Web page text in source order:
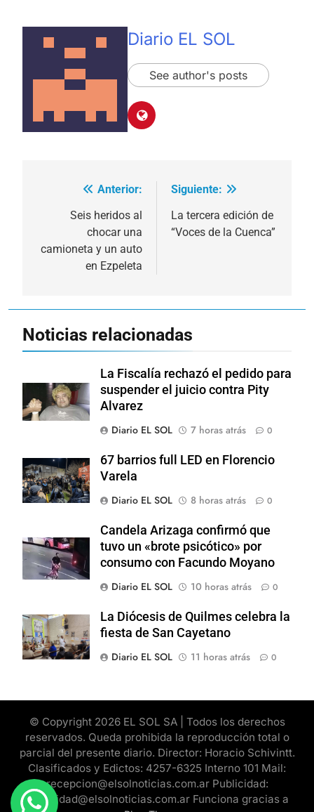
Diario EL SOL
See author's posts
Navegación
entradas
Anterior:
Seis heridos al
chocar una
camioneta y un auto
en Ezpeleta
Siguiente:
La tercera edición de
“Voces de la Cuenca”
Noticias relacionadas
La Fiscalía rechazó el pedido para
suspender el juicio contra Pity
Alvarez
Diario EL SOL
7 horas atrás 0
67 barrios full LED en Florencio
Varela
Diario EL SOL
8 horas atrás 0
Candela Arizaga confirmó que
tuvo un «brote psicótico» por
consumo con Facundo Moyano
Diario EL SOL
10 horas atrás 0
La Diócesis de Quilmes celebra la
fiesta de San Cayetano
Diario EL SOL
11 horas atrás 0
© Copyright 2026 EL SOL SA | Todos los derechos
reservados. Queda prohibida la reproducción total o
parcial del presente diario. Director: Horacio Schivintt.
Clasificados y Edictos: 4257-6325 Interno 101 Mail:
recepcion@elsolnoticias.com.ar Publicidad:
publicidad@elsolnoticias.com.ar Funciona gracias a